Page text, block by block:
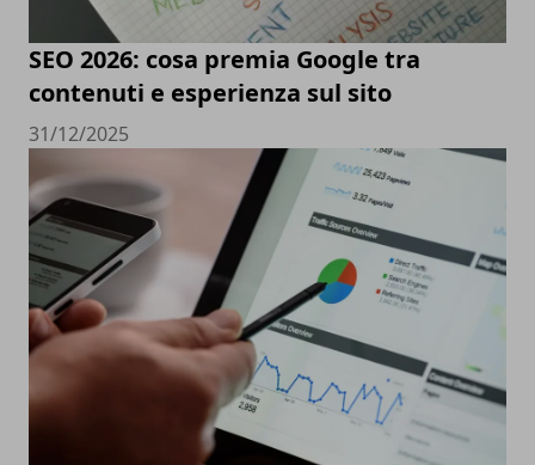
SEO 2026: cosa premia Google tra
contenuti e esperienza sul sito
31/12/2025